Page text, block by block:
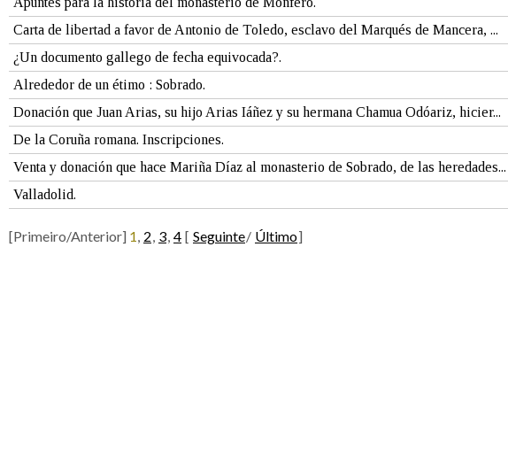
Carta de libertad a favor de Antonio de Toledo, esclavo del Marqués de Mancera, ...
¿Un documento gallego de fecha equivocada?.
Alrededor de un étimo : Sobrado.
Donación que Juan Arias, su hijo Arias Iáñez y su hermana Chamua Odóariz, hicier...
De la Coruña romana. Inscripciones.
Venta y donación que hace Mariña Díaz al monasterio de Sobrado, de las heredades...
Valladolid.
[Primeiro/Anterior] 1, 2, 3, 4 [ Seguinte/ Último]